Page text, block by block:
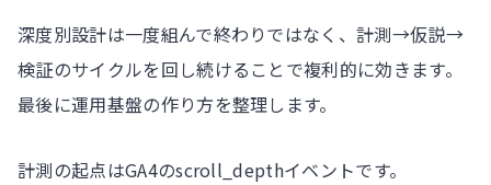
深度別設計は一度組んで終わりではなく、計測→仮説→
検証のサイクルを回し続けることで複利的に効きます。
最後に運用基盤の作り方を整理します。
計測の起点はGA4のscroll_depthイベントです。